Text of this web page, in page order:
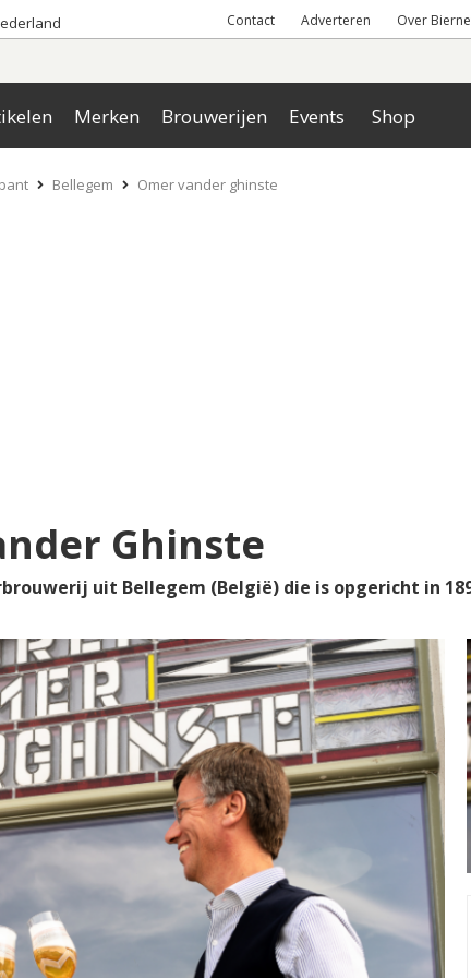
Contact Adverteren Over
Merken Brouwerijen Events Shop
Bellegem Omer vander ghinste
Ghinste
uit Bellegem (België) die is opgericht in